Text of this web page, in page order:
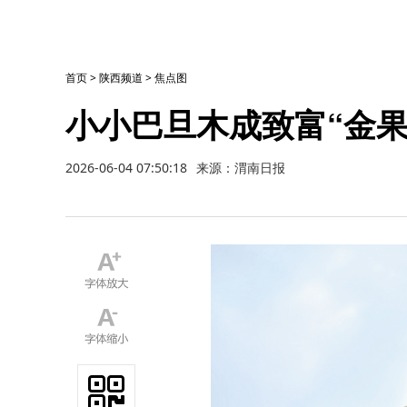
首页>陕西频道 >焦点图
小小巴旦木成致富“金
2026-06-04 07:50:18 来源：渭南日报